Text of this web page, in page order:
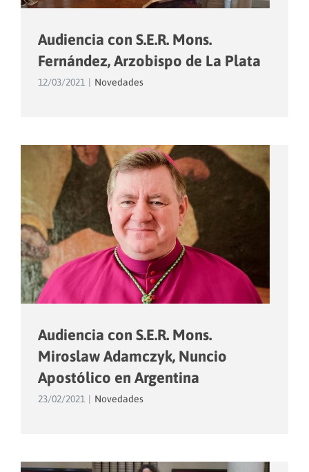
Audiencia con S.E.R. Mons.
Fernández, Arzobispo de La Plata
12/03/2021 Novedades
Audiencia con S.E.R. Mons.
Miroslaw Adamczyk, Nuncio
Apostólico en Argentina
23/02/2021 Novedades